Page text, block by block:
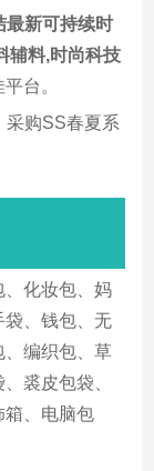
最新可持续时
辅料,时尚科技
台。
采购SS春夏系
、化妆包、妈
袋、钱包、无
、编织包、草
裘皮包袋、
箱、电脑包